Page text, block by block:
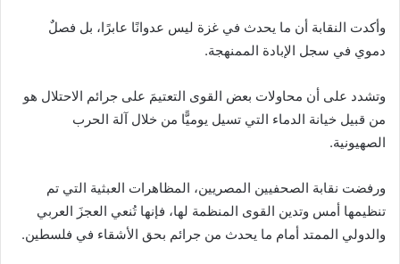
وأكدت النقابة أن ما يحدث في غزة ليس عدوانًا عابرًا، بل فصلٌ
دموي في سجل الإبادة الممنهجة.
وتشدد على أن محاولات بعض القوى التعتيمَ على جرائم الاحتلال هو
من قبيل خيانة الدماء التي تسيل يوميًّا من خلال آلة الحرب
الصهيونية.
ورفضت نقابة الصحفيين المصريين، المظاهرات العبثية التي تم
تنظيمها أمس وتدين القوى المنظمة لها، فإنها تُنعي العجزَ العربي
والدولي الممتد أمام ما يحدث من جرائم بحق الأشقاء في فلسطين.